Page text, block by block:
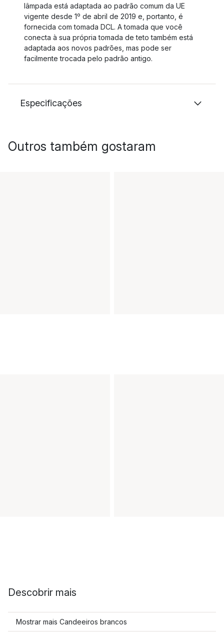
lâmpada está adaptada ao padrão comum da UE
vigente desde 1º de abril de 2019 e, portanto, é
fornecida com tomada DCL. A tomada que você
conecta à sua própria tomada de teto também está
adaptada aos novos padrões, mas pode ser
facilmente trocada pelo padrão antigo.
Especificações
Outros também gostaram
Descobrir mais
Mostrar mais Candeeiros brancos